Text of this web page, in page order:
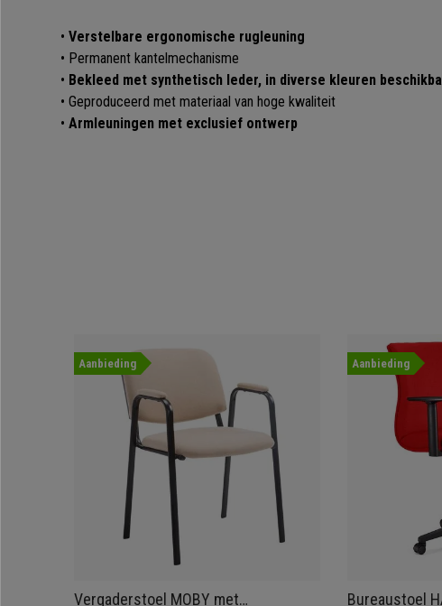
• Verstelbare ergonomische rugleuning
• Permanent kantelmechanisme
• Bekleed met synthetisch leder, in diverse kleuren
• Geproduceerd met materiaal van hoge kwaliteit
• Armleuningen met exclusief ontwerp
Aanbieding
Vergaderstoel MOBY met
Aanbieding
Bureaustoel